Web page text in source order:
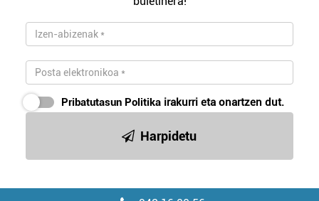
Pribatutasun Politika irakurri eta onartzen dut.
Harpidetu